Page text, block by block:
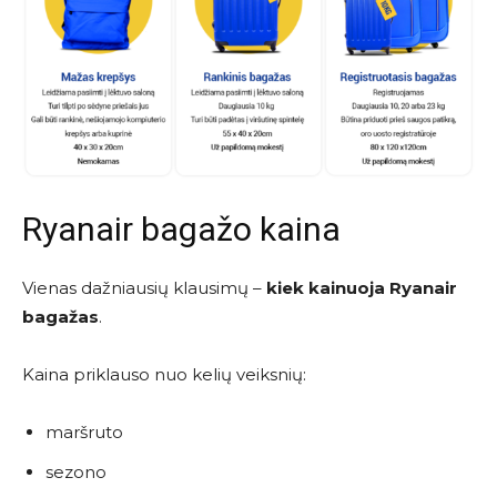
Ryanair bagažo kaina
Vienas dažniausių klausimų – kiek kainuoja Ryanair
bagažas.
Kaina priklauso nuo kelių veiksnių:
maršruto
sezono